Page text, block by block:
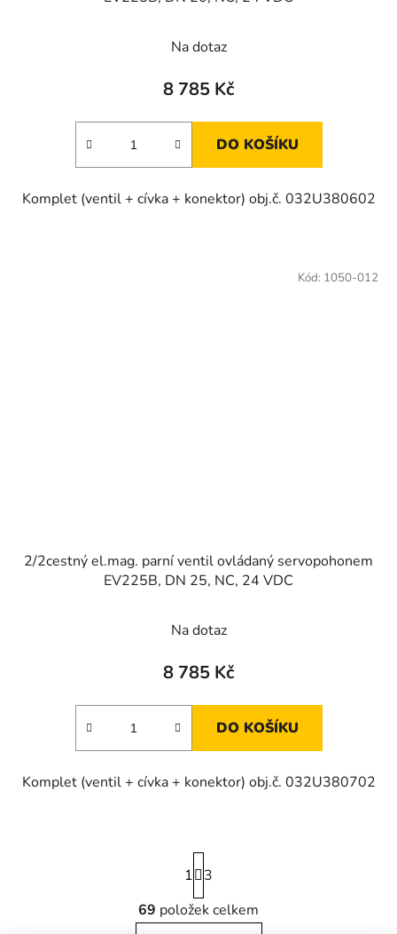
Na dotaz
8 785 Kč
DO KOŠÍKU
Komplet (ventil + cívka + konektor) obj.č. 032U380602
2/2cestný el.mag. parní ventil ovládaný servopohonem
EV225B, DN 25, NC, 24 VDC
Na dotaz
8 785 Kč
DO KOŠÍKU
Komplet (ventil + cívka + konektor) obj.č. 032U380702
Kód: 1050-012
O
S
t
r
á
n
1
3
69 položek celkem